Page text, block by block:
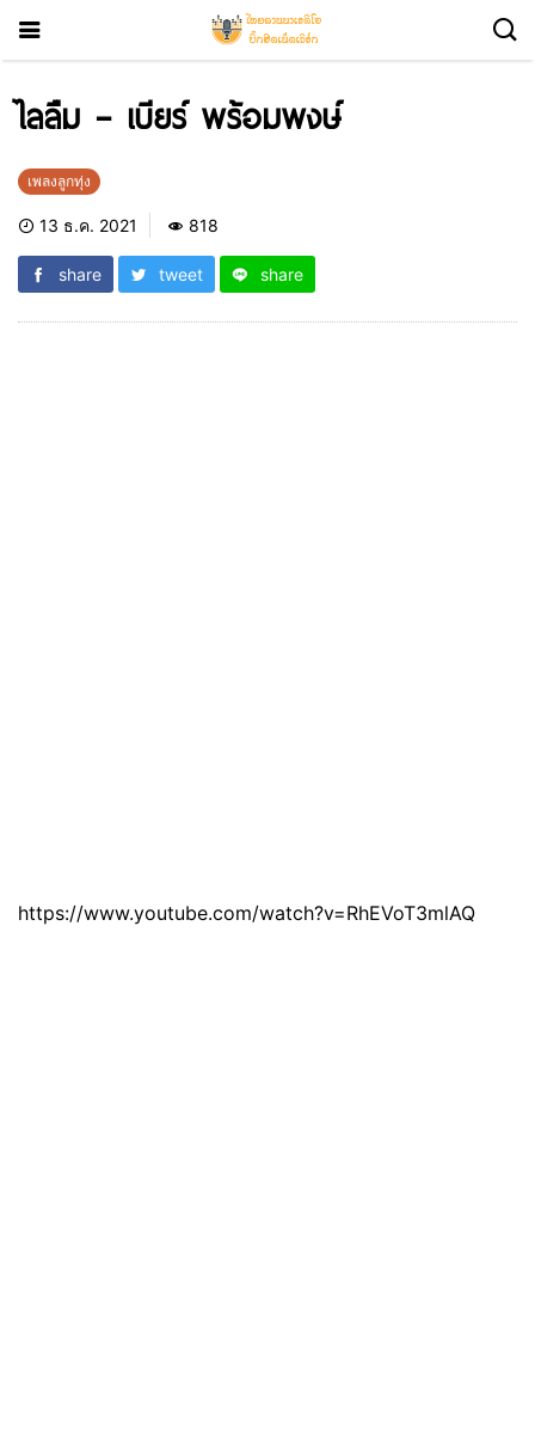
ไลลืม – เบียร์ พร้อมพงษ์
เพลงลูกทุ่ง
13 ธ.ค. 2021 818
share tweet share
https://www.youtube.com/watch?v=RhEVoT3mlAQ